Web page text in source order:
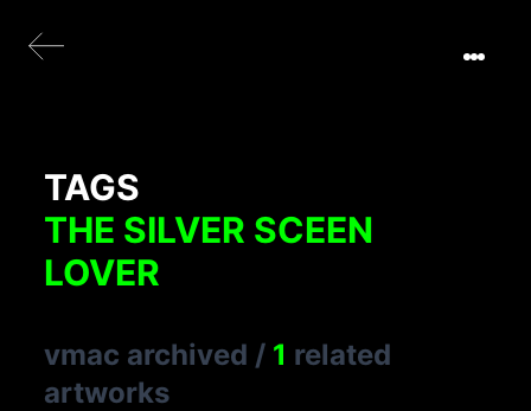
TAGS
THE SILVER SCEEN
LOVER
vmac archived / 1 related
artworks